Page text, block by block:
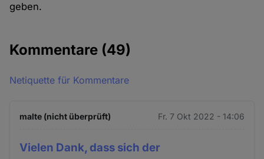
geben.
Kommentare (49)
Netiquette für Kommentare
malte (nicht überprüft) Fr. 7 Okt 2022 - 14:06
Vielen Dank, dass sich der